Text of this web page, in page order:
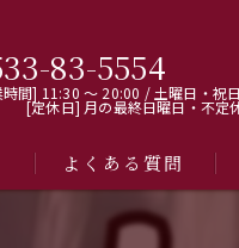
83-5554
間] 11:30 〜 20:00 / 土曜日・祝
[定休日] 月の最終日曜日・不定
よくある質問